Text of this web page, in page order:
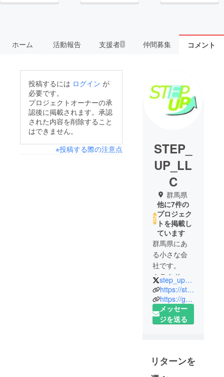
ホーム 活動報告 支援者 1 仲間募集 コメント
投稿するには ログイン が
必要です。
プロジェクトオーナーの承
認後に掲載されます。承認
された内容を削除すること
はできません。
※投稿する際の注意点
STEP_
UP_LL
C
群馬県
他に7件の
プロジェク
トを掲載し
ています
群馬県にあ
る小さな会
社です。
クラウド
ファンディ
ング、通信
販売をやっ
ています。
ITEM」では
step_up_LLC
https://step-up2020.com
https://good-item.co.jp
メッセー
ジを送る
リターンを